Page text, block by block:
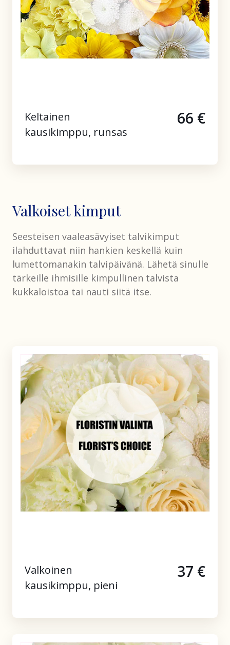
Keltainen
kausikimppu, runsas
66 €
Valkoiset kimput
Seesteisen vaaleasävyiset talvikimput
ilahduttavat niin hankien keskellä kuin
lumettomanakin talvipäivänä. Lähetä sinulle
tärkeille ihmisille kimpullinen talvista
kukkaloistoa tai nauti siitä itse.
Valkoinen
kausikimppu, pieni
37 €